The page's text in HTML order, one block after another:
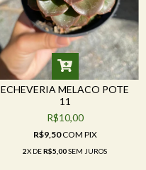
ECHEVERIA MELACO POTE
11
R$10,00
R$9,50COM PIX
2X DER$5,00SEM JUROS